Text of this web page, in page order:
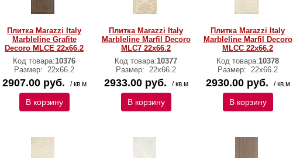
Плитка Marazzi Italy
Marbleline Grafite
Decoro MLCE 22х66.2
Код товара:10376
Размер: 22х66.2
2907.00 руб. / кв.м
В корзину
Плитка Marazzi Italy
Marbleline Marfil Decoro
MLC7 22х66.2
Код товара:10377
Размер: 22х66.2
2933.00 руб. / кв.м
В корзину
Плитка Marazzi Italy
Marbleline Marfil Decoro
MLCC 22х66.2
Код товара:10378
Размер: 22х66.2
2930.00 руб. / кв.м
В корзину